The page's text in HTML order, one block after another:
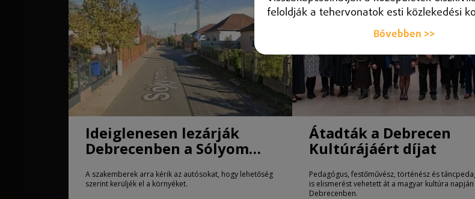
Ideiglenesen lezárják
Debrecenben a Sólyom
A szakemberek arra kérik az autósokat, hogy lehetőség
szerint kerüljék el a környéket.
Átadták a Debrecen
Kultúrájáért díjat
Pedagógus, festőművész, történész és
is elismerést vehetett át a magyar kultúra napján
Debrecenben.
feloldják a tehervonatok esti közlekedési
Bővebben >>